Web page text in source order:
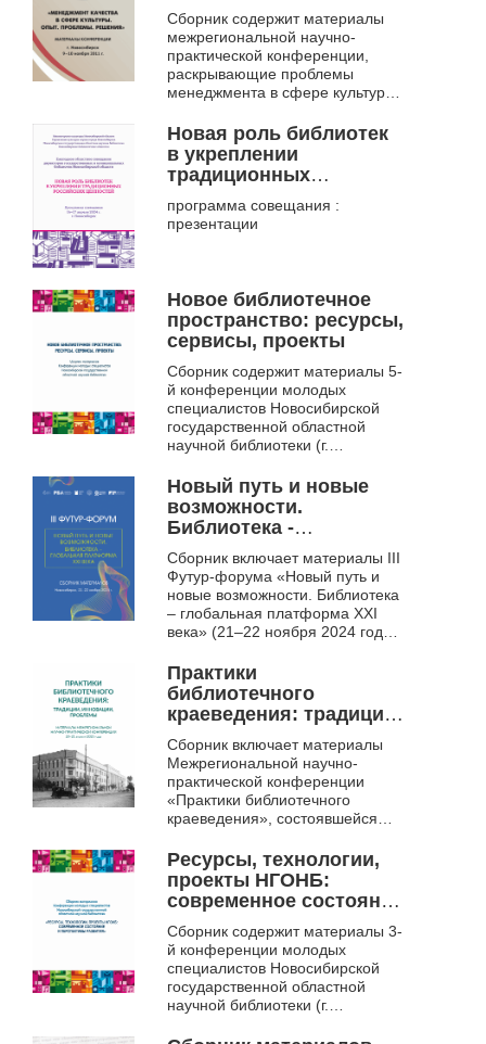
Сборник содержит материалы
межрегиональной научно-
практической конференции,
раскрывающие проблемы
менеджмента в сфере культуры,
и внедрения систем
менеджмента качества, п...
Новая роль библиотек
в укреплении
традиционных
ежегодное областное
совещание директоров
библиотек
Новосибирской
области, 16-17 апреля
программа совещания :
презентации
Новое библиотечное
пространство: ресурсы,
сервисы, проекты
Сборник содержит материалы 5-
й конференции молодых
специалистов Новосибирской
государственной областной
научной библиотеки (г.
раскрывающие опыт
практической, проектной и и...
Новый путь и новые
возможности.
Библиотека -
глобальная платформа
XXI века
Сборник включает материалы III
Футур-форума «Новый путь и
новые возможности. Библиотека
– глобальная платформа ХХI
века» (21–22 ноября 2024 года,
форума приняли уч...
Практики
библиотечного
краеведения: традиции,
инновации, проблемы:
материалы
межрегиональной
научно-практической
конференции,
апреля 2023 г.
Сборник включает материалы
Межрегиональной научно-
практической конференции
«Практики библиотечного
краеведения», состоявшейся
Новосибирске. В статьях
рассматриваются вопросы пар...
Ресурсы, технологии,
проекты НГОНБ:
современное состояние
и перспективы
развития
Сборник содержит материалы 3-
й конференции молодых
специалистов Новосибирской
государственной областной
научной библиотеки (г.